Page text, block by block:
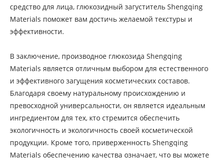
средство для лица, глюкозидный загуститель Shengqing
Materials поможет вам достичь желаемой текстуры и
эффективности.
В заключение, производное глюкозида Shengqing
Materials является отличным выбором для естественного
и эффективного загущения косметических составов.
Благодаря своему натуральному происхождению и
превосходной универсальности, он является идеальным
ингредиентом для тех, кто стремится обеспечить
экологичность и экологичность своей косметической
продукции. Кроме того, приверженность Shengqing
Materials обеспечению качества означает, что вы можете